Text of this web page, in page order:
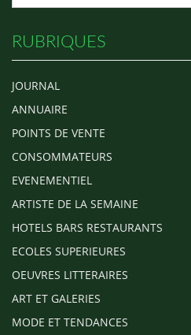
RUBRIQUES
JOURNAL
ANNUAIRE
POINTS DE VENTE
CONSOMMATEURS
EVENEMENTIEL
ARTISTE DE LA SEMAINE
HOTELS BARS RESTAURANTS
ECOLES SUPERIEURES
OEUVRES LITTERAIRES
ART ET GALERIES
MODE ET TENDANCES